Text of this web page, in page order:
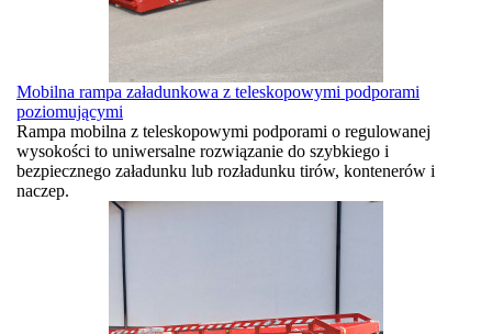
Mobilna rampa załadunkowa z teleskopowymi podporami
poziomującymi
Rampa mobilna z teleskopowymi podporami o regulowanej
wysokości to uniwersalne rozwiązanie do szybkiego i
bezpiecznego załadunku lub rozładunku tirów, kontenerów i
naczep.